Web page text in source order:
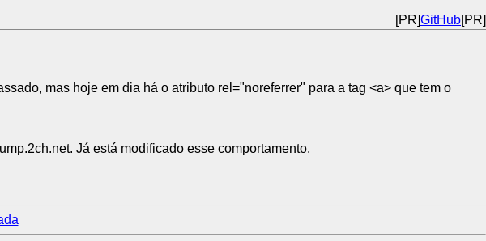
[PR]GitHub[PR]
mas hoje em dia há o atributo rel="noreferrer" para a tag <a> que tem o
Já está modificado esse comportamento.